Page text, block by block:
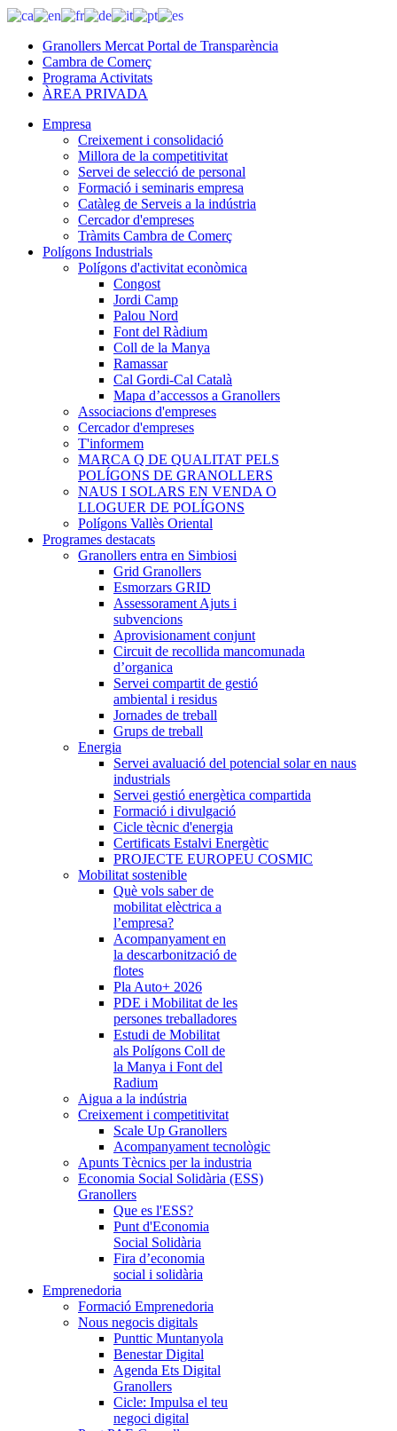
Granollers Mercat Portal de Transparència
Cambra de Comerç
Programa Activitats
ÀREA PRIVADA
Empresa
Creixement i consolidació
Millora de la competitivitat
Servei de selecció de personal
Formació i seminaris empresa
Catàleg de Serveis a la indústria
Cercador d'empreses
Tràmits Cambra de Comerç
Polígons Industrials
Polígons d'activitat econòmica
Congost
Jordi Camp
Palou Nord
Font del Ràdium
Coll de la Manya
Ramassar
Cal Gordi-Cal Català
Mapa d’accessos a Granollers
Associacions d'empreses
Cercador d'empreses
T'informem
MARCA Q DE QUALITAT PELS
POLÍGONS DE GRANOLLERS
NAUS I SOLARS EN VENDA O
LLOGUER DE POLÍGONS
Polígons Vallès Oriental
Programes destacats
Granollers entra en Simbiosi
Grid Granollers
Esmorzars GRID
Assessorament Ajuts i
subvencions
Aprovisionament conjunt
Circuit de recollida mancomunada
d’organica
Servei compartit de gestió
ambiental i residus
Jornades de treball
Grups de treball
Energia
Servei avaluació del potencial solar en naus
industrials
Servei gestió energètica compartida
Formació i divulgació
Cicle tècnic d'energia
Certificats Estalvi Energètic
PROJECTE EUROPEU COSMIC
Mobilitat sostenible
Què vols saber de
mobilitat elèctrica a
l’empresa?
Acompanyament en
la descarbonització de
flotes
Pla Auto+ 2026
PDE i Mobilitat de les
persones treballadores
Estudi de Mobilitat
als Polígons Coll de
la Manya i Font del
Radium
Aigua a la indústria
Creixement i competitivitat
Scale Up Granollers
Acompanyament tecnològic
Apunts Tècnics per la industria
Economia Social Solidària (ESS)
Granollers
Que es l'ESS?
Punt d'Economia
Social Solidària
Fira d’economia
social i solidària
Emprenedoria
Formació Emprenedoria
Nous negocis digitals
Punttic Muntanyola
Benestar Digital
Agenda Ets Digital
Granollers
Cicle: Impulsa el teu
negoci digital